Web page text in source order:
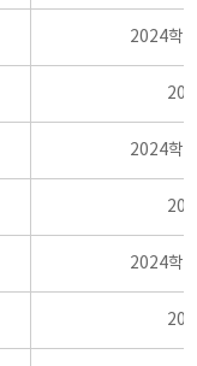
2024학
2024학
2024학